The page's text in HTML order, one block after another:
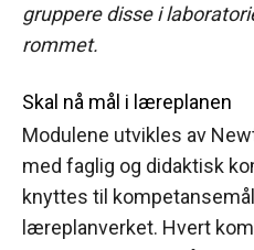
gruppere disse i
rommet.
Skal nå mål i læreplanen
Modulene utvikles av
med faglig og didaktisk
knyttes til
læreplanverket. Hvert